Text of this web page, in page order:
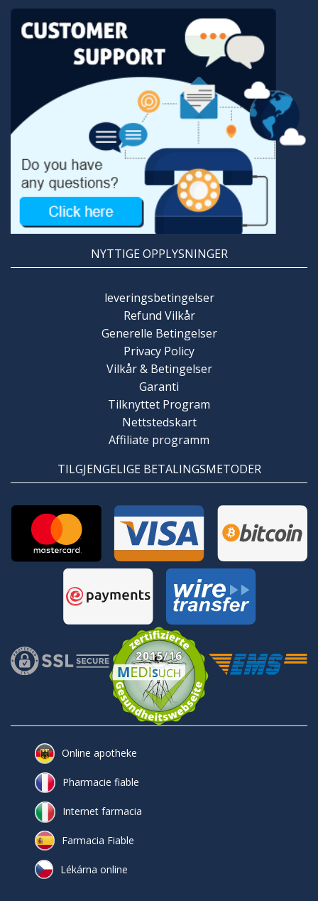
NYTTIGE OPPLYSNINGER
leveringsbetingelser
Refund Vilkår
Generelle Betingelser
Privacy Policy
Vilkår & Betingelser
Garanti
Tilknyttet Program
Nettstedskart
Affiliate programm
TILGJENGELIGE BETALINGSMETODER
Online apotheke
Pharmacie fiable
Internet farmacia
Farmacia Fiable
Lékárna online